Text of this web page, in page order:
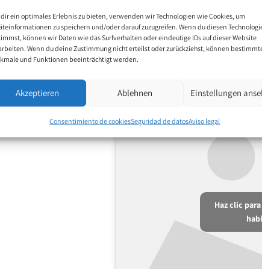
ein optimales Erlebnis zu bieten, verwenden wir Technologien wie Cookies, um
zu speichern und/oder darauf zuzugreifen. Wenn du diesen
können wir Daten wie das Surfverhalten oder eindeutige IDs auf dieser Website
Wenn du deine Zustimmung nicht erteilst oder zurückziehst, können
und Funktionen beeinträchtigt werden.
Akzeptieren Ablehnen Einstellungen
Consentimiento de cookiesSeguridad de datosAviso legal
Haz clic